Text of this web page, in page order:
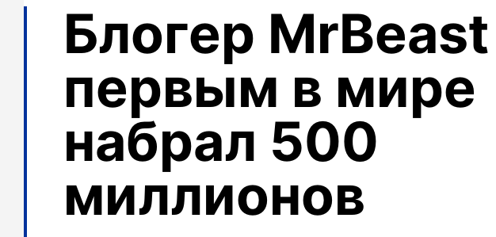
Блогер MrBeast
первым в мире
набрал 500
миллионов